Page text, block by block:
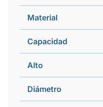
Material
Capacidad
Alto
Diámetro